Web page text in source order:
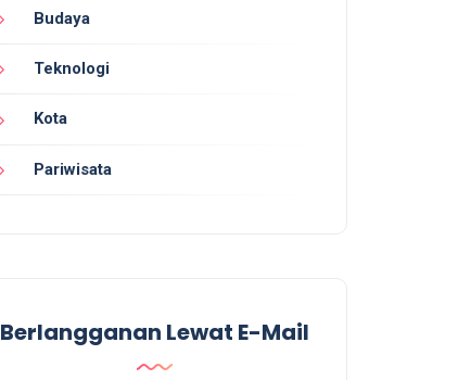
Budaya
Teknologi
Kota
Pariwisata
Berlangganan Lewat E-Mail